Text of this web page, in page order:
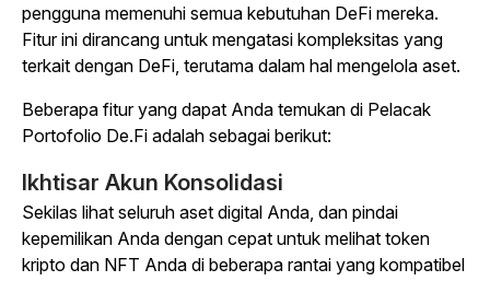
pengguna memenuhi semua kebutuhan DeFi mereka.
Fitur ini dirancang untuk mengatasi kompleksitas yang
terkait dengan DeFi, terutama dalam hal mengelola aset.
Beberapa fitur yang dapat Anda temukan di Pelacak
Portofolio De.Fi adalah sebagai berikut:
Ikhtisar Akun Konsolidasi
Sekilas lihat seluruh aset digital Anda, dan pindai
kepemilikan Anda dengan cepat untuk melihat token
kripto dan NFT Anda di beberapa rantai yang kompatibel